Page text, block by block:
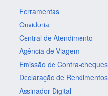
Ferramentas
Ouvidoria
Central de Atendimento
Agência de Viagem
Emissão de Contra-cheques
Declaração de Rendimentos
Assinador Digital